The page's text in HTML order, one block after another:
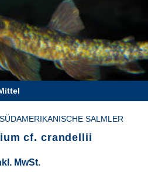
SÜDAMERIKANISCHE SALMLER
cf. crandellii
MwSt.